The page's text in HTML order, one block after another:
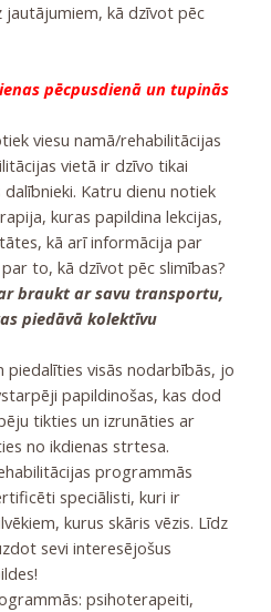
kā dzīvot pēc
pēcpusdienā un tupinās
viesu namā/rehabilitācijas
vietā ir dzīvo tikai
Katru dienu notiek
kuras papildina lekcijas,
kā arī informācija par
to, kā dzīvot pēc slimības?
braukt ar savu transportu,
piedāvā kolektīvu
visās nodarbībās, jo
papildinošas, kas dod
tikties un izrunāties ar
no ikdienas strtesa.
programmās
speciālisti, kuri ir
kurus skāris vēzis. Līdz
sevi interesējošus
psihoterapeiti,